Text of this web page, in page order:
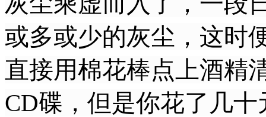
或多或少的灰尘，这时
直接用棉花棒点上酒精
CD碟，但是你花了几